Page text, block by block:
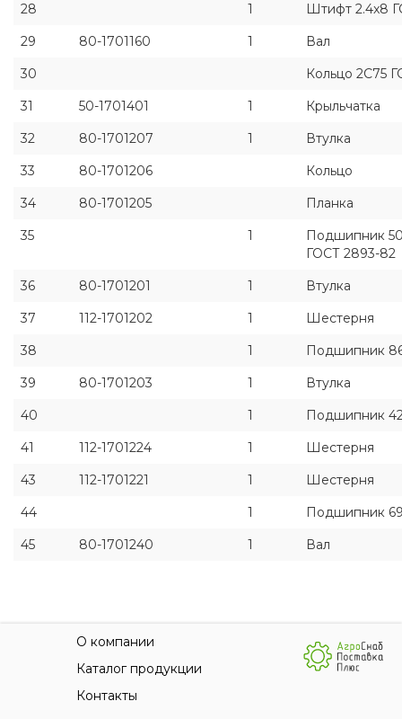
28
1
Штифт 2.4x8
29
80-1701160 1
Вал
30
Кольцо 2С75
31
50-1701401 1
Крыльчатка
32
80-1701207 1
Втулка
33
80-1701206
Кольцо
34
80-1701205
Планка
35
1
Подшипник
ГОСТ 2893-82
36
80-1701201 1
Втулка
37
112-1701202 1
Шестерня
38
1
Подшипник
39
80-1701203 1
Втулка
40
1
Подшипник
41
112-1701224 1
Шестерня
43
112-1701221 1
Шестерня
44
1
Подшипник
45
80-1701240 1 Вал
О компании
Каталог продукции
Контакты